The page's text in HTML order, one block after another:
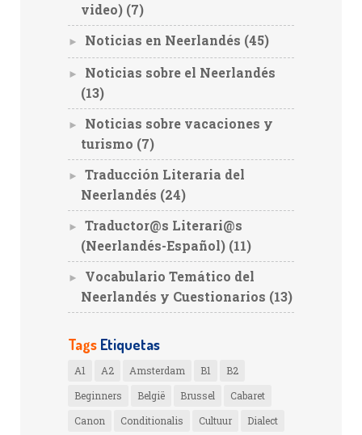
video) (7)
► Noticias en Neerlandés (45)
►
Noticias sobre el Neerlandés
(13)
►
Noticias sobre vacaciones y
turismo (7)
►
Traducción Literaria del
Neerlandés (24)
►
Traductor@s Literari@s
(Neerlandés-Español) (11)
►
Vocabulario Temático del
Neerlandés y Cuestionarios (13)
Tags Etiquetas
A1 A2 Amsterdam B1
B2
Beginners
België Brussel
Cabaret
Canon
Conditionalis Cultuur
Dialect